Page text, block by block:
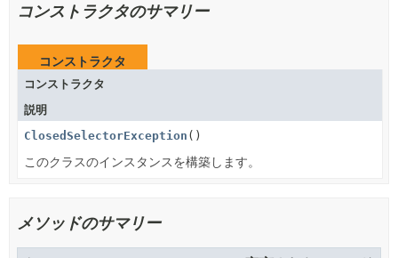
コンストラクタのサマリー
コンストラクタ
コンストラクタ
説明
ClosedSelectorException ()
このクラスのインスタンスを構築します。
メソッドのサマリー